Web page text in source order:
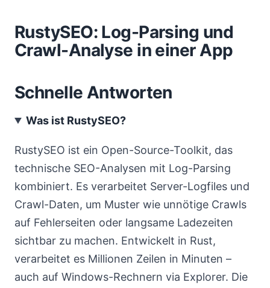
RustySEO: Log-Parsing und
Crawl-Analyse in einer App
Schnelle Antworten
Was ist RustySEO?
RustySEO ist ein Open-Source-Toolkit, das
technische SEO-Analysen mit Log-Parsing
kombiniert. Es verarbeitet Server-Logfiles und
Crawl-Daten, um Muster wie unnötige Crawls
auf Fehlerseiten oder langsame Ladezeiten
sichtbar zu machen. Entwickelt in Rust,
verarbeitet es Millionen Zeilen in Minuten –
auch auf Windows-Rechnern via Explorer. Die